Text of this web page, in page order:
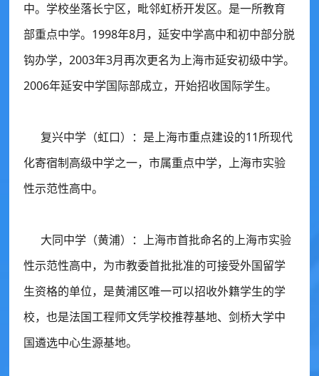
中。学校坐落长宁区，毗邻虹桥开发区。是一所教育
部重点中学。1998年8月，延安中学高中和初中部分脱
钩办学，2003年3月再次更名为上海市延安初级中学。
2006年延安中学国际部成立，开始招收国际学生。
复兴中学（虹口）： 是上海市重点建设的11所现代
化寄宿制高级中学之一，市属重点中学，上海市实验
性示范性高中。
大同中学（黄浦）： 上海市首批命名的上海市实验
性示范性高中，为市教委首批批准的可接受外国留学
生资格的单位，是黄浦区唯一可以招收外籍学生的学
校，也是法国工程师文凭学校推荐基地、剑桥大学中
国遴选中心生源基地。